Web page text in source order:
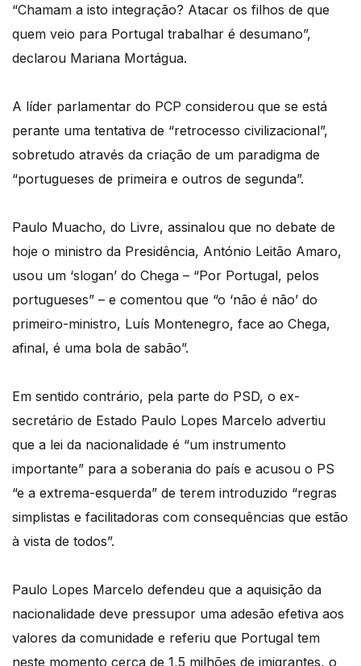
“Chamam a isto integração? Atacar os filhos de que
quem veio para Portugal trabalhar é desumano”,
declarou Mariana Mortágua.
A líder parlamentar do PCP considerou que se está
perante uma tentativa de “retrocesso civilizacional”,
sobretudo através da criação de um paradigma de
“portugueses de primeira e outros de segunda”.
Paulo Muacho, do Livre, assinalou que no debate de
hoje o ministro da Presidência, António Leitão Amaro,
usou um ‘slogan’ do Chega – “Por Portugal, pelos
portugueses” – e comentou que “o ‘não é não’ do
primeiro-ministro, Luís Montenegro, face ao Chega,
afinal, é uma bola de sabão”.
Em sentido contrário, pela parte do PSD, o ex-
secretário de Estado Paulo Lopes Marcelo advertiu
que a lei da nacionalidade é “um instrumento
importante” para a soberania do país e acusou o PS
“e a extrema-esquerda” de terem introduzido “regras
simplistas e facilitadoras com consequências que estão
à vista de todos”.
Paulo Lopes Marcelo defendeu que a aquisição da
nacionalidade deve pressupor uma adesão efetiva aos
valores da comunidade e referiu que Portugal tem
neste momento cerca de 1,5 milhões de imigrantes, o